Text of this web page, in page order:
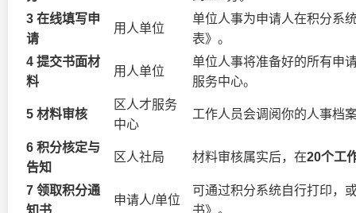
3 在线填写申
请
用人单位
单位人事为申请人在积分系
表》。
4 提交书面材
料
用人单位
单位人事将准备好的所有申
服务中心。
5 材料审核
区人才服务
中心
工作人员会调阅你的人事档
6 积分核定与
告知
区人社局 材料审核属实后，在20个工
7 领取积分通
知书
申请人/单位
可通过积分系统自行打印，
书》。